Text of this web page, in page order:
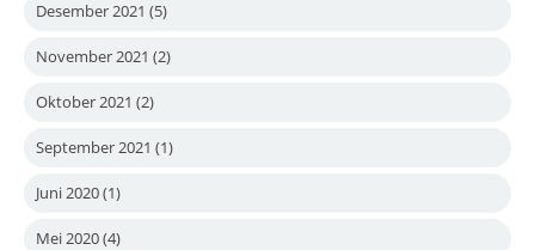
Desember 2021 (5)
November 2021 (2)
Oktober 2021 (2)
September 2021 (1)
Juni 2020(1)
Mei 2020(4)